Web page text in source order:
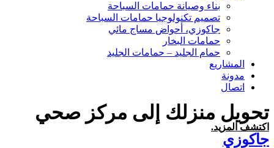
بناء وصيانة حمامات السباحة
تصميم تكنولوجيا حمامات السباحة
جاكوزي، أحواض مساج مائي
حمامات البخار
حمام الجليد – حمامات الجليد
المشاريع
مدونة
اتصال
تحويل منزلك إلى مركز صحي
اكتشف المزيد.
جاكوزي